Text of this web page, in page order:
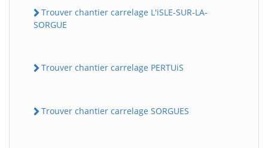
Trouver chantier carrelage L'iSLE-SUR-LA-
SORGUE
Trouver chantier carrelage PERTUiS
Trouver chantier carrelage SORGUES